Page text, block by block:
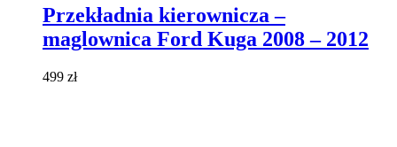
ma
wiele
wariantów.
Przekładnia kierownicza –
maglownica Ford Kuga 2008 – 2012
499 zł